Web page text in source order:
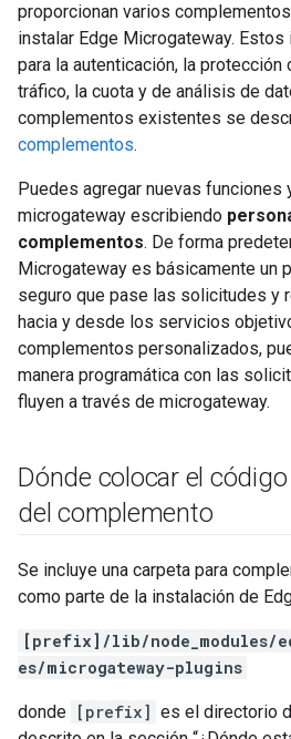
proporcionan varios
instalar Edge Microgateway.
para la autenticación, la protección
tráfico, la cuota y de análisis de
complementos existentes se
complementos.
Puedes agregar nuevas funciones
microgateway escribiendo
complementos. De forma
Microgateway es básicamente un
seguro que pase las solicitudes y
hacia y desde los servicios
complementos personalizados,
manera programática con las
fluyen a través de microgateway.
Dónde colocar el
del complemento
Se incluye una carpeta para
como parte de la instalación de
[prefix]/lib/node_modules/
es/microgateway-plugins
donde [prefix] es el directorio